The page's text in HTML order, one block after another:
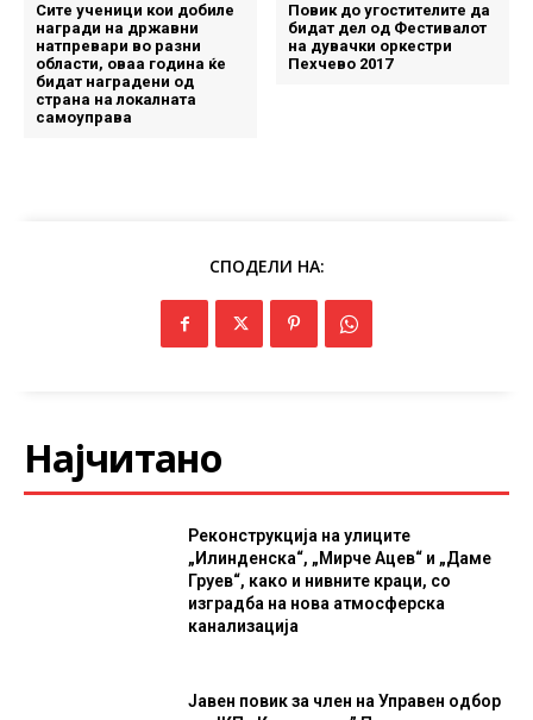
Сите ученици кои добиле
награди на државни
натпревари во разни
области, оваа година ќе
бидат наградени од
страна на локалната
самоуправа
Повик до угостителите да
бидат дел од Фестивалот
на дувачки оркестри
Пехчево 2017
СПОДЕЛИ НА:
Најчитано
Реконструкција на улиците
„Илинденска“, „Мирче Ацев“ и „Даме
Груев“, како и нивните краци, со
изградба на нова атмосферска
канализација
Јавен повик за член на Управен одбор